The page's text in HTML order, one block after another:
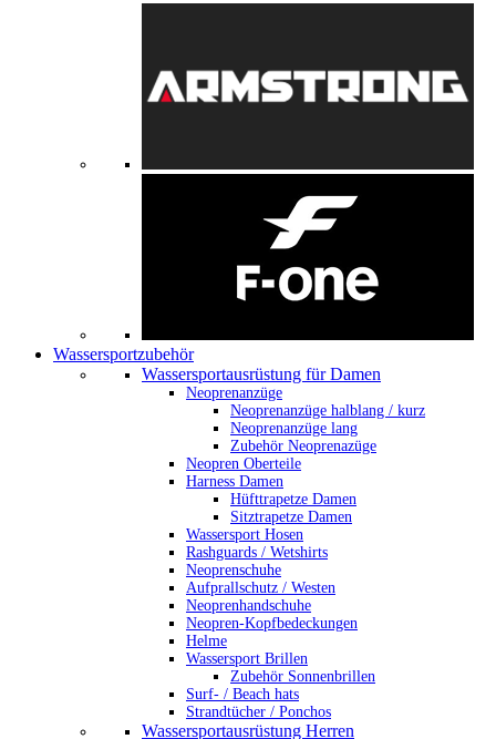
Wassersportzubehör
Wassersportausrüstung für Damen
Neoprenanzüge
Neoprenanzüge halblang / kurz
Neoprenanzüge lang
Zubehör Neoprenazüge
Neopren Oberteile
Harness Damen
Hüfttrapetze Damen
Sitztrapetze Damen
Wassersport Hosen
Rashguards / Wetshirts
Neoprenschuhe
Aufprallschutz / Westen
Neoprenhandschuhe
Neopren-Kopfbedeckungen
Helme
Wassersport Brillen
Zubehör Sonnenbrillen
Surf- / Beach hats
Strandtücher / Ponchos
Wassersportausrüstung Herren